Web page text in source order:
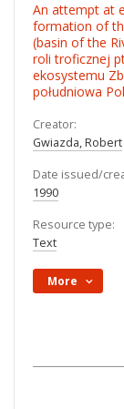
An attempt at
formation of
(basin of the
roli troficznej
ekosystemu
południowa
Creator:
Gwiazda, Robert
Date issued/
1990
Resource type:
Text
More